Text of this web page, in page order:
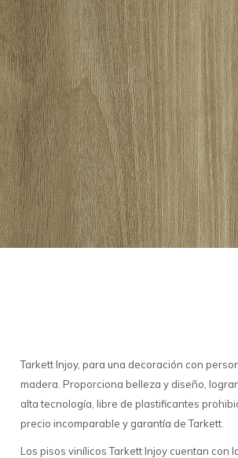
Tarkett Injoy, para una decoración con
madera. Proporciona belleza y diseño,
alta tecnología, libre de plastificantes
precio incomparable y garantía de Tarkett.
Los pisos vinílicos Tarkett Injoy cuentan con